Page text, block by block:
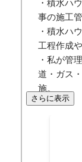
・積水ハ
事の施工管
・積水ハ
工程作成
・私が管
道・ガス
施。
さらに表示